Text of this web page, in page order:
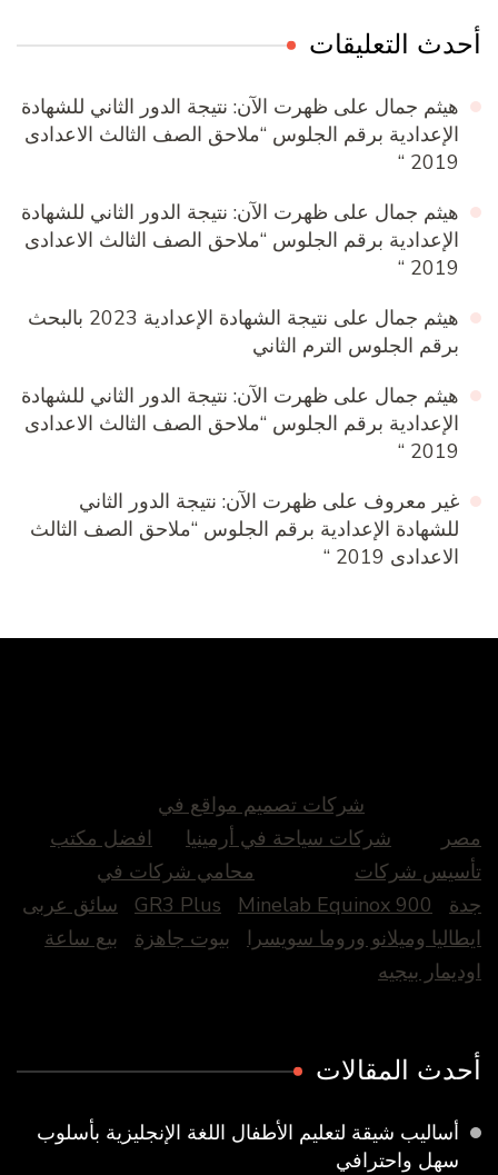
أحدث التعليقات
هيثم جمال على ظهرت الآن: نتيجة الدور الثاني للشهادة
الإعدادية برقم الجلوس “ملاحق الصف الثالث الاعدادى
2019 “
هيثم جمال على ظهرت الآن: نتيجة الدور الثاني للشهادة
الإعدادية برقم الجلوس “ملاحق الصف الثالث الاعدادى
2019 “
هيثم جمال على
نتيجة الشهادة الإعدادية 2023 بالبحث
برقم الجلوس الترم الثاني
هيثم جمال على ظهرت الآن: نتيجة الدور الثاني للشهادة
الإعدادية برقم الجلوس “ملاحق الصف الثالث الاعدادى
2019 “
غير معروف على ظهرت الآن: نتيجة الدور الثاني
للشهادة الإعدادية برقم الجلوس “ملاحق الصف الثالث
الاعدادى 2019 “
شركات تصميم مواقع في
مصر
شركات سياحة في أرمينيا
افضل مكتب
تأسيس شركات
محامي شركات في
جدة
GR3 Plus Minelab Equinox 900
سائق عربى
ايطاليا وميلانو وروما سويسرا
بيوت جاهزة
بيع ساعة
اوديمار بيجيه
أحدث المقالات
أساليب شيقة لتعليم الأطفال اللغة الإنجليزية بأسلوب
سهل واحترافي